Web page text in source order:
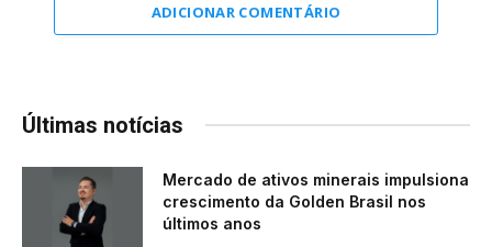
ADICIONAR COMENTÁRIO
Últimas notícias
Mercado de ativos minerais impulsiona
crescimento da Golden Brasil nos
últimos anos